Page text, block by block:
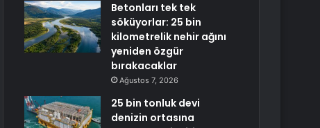
Betonları tek tek
söküyorlar: 25 bin
kilometrelik nehir ağını
yeniden özgür
bırakacaklar
Ağustos 7, 2026
25 bin tonluk devi
denizin ortasına